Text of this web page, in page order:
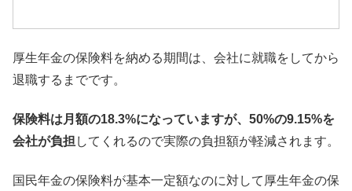
厚生年金の保険料を納める期間は、 会社に就職をしてから
退職するまでです。
保険料は月額の18.3%になっていますが、50%の9.15%を
会社が負担 してくれるので実際の負担額が軽減されます。
国民年金の保険料が基本一定額なのに対して厚生年金の保